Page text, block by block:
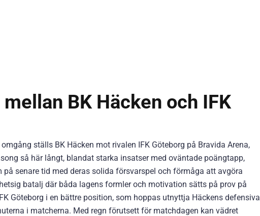
BK Häcken och IFK
ställs BK Häcken mot rivalen IFK Göteborg på Bravida Arena,
så här långt, blandat starka insatser med oväntade poängtapp,
senare tid med deras solida försvarspel och förmåga att avgöra
batalj där båda lagens formler och motivation sätts på prov på
Göteborg i en bättre position, som hoppas utnyttja Häckens defensiva
i matcherna. Med regn förutsett för matchdagen kan vädret